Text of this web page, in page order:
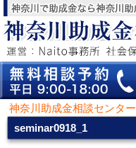
神奈川助成金相談センター
seminar0918_1